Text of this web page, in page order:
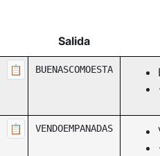
Salida
📋 BUENASCOMOESTA
📋 VENDOEMPANADAS